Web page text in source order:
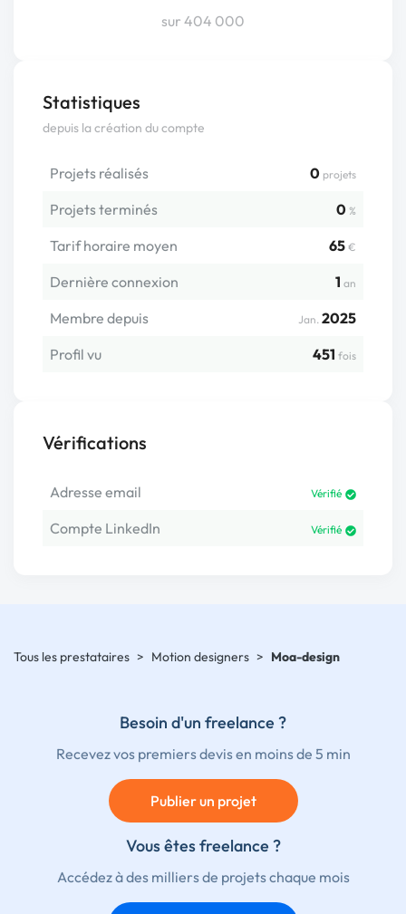
sur 404 000
Statistiques
depuis la création du compte
Projets réalisés 0 projets
Projets terminés 0 %
Tarif horaire moyen 65 €
Dernière connexion 1 an
Membre depuis Jan. 2025
Profil vu
451 fois
Vérifications
Adresse email Vérifié
Compte LinkedIn Vérifié
Tous les prestataires > Motion designers > Moa-design
Besoin d'un freelance ?
Recevez vos premiers devis en moins de 5 min
Publier un projet
Vous êtes freelance ?
Accédez à des milliers de projets chaque mois